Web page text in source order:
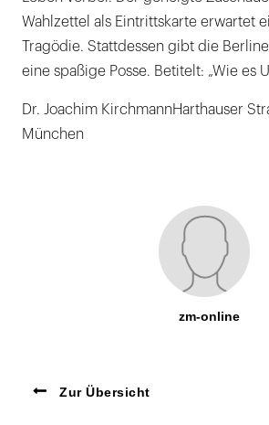
Wahlzettel als Eintrittskarte erwartet
Tragödie. Stattdessen gibt die
eine spaßige Posse. Betitelt: „Wie es
Dr. Joachim KirchmannHarthauser
München
zm-online
Zur Übersicht